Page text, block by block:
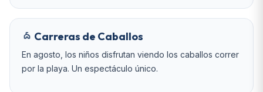
Carreras de Caballos
En agosto, los niños disfrutan viendo los caballos correr
por la playa. Un espectáculo único.